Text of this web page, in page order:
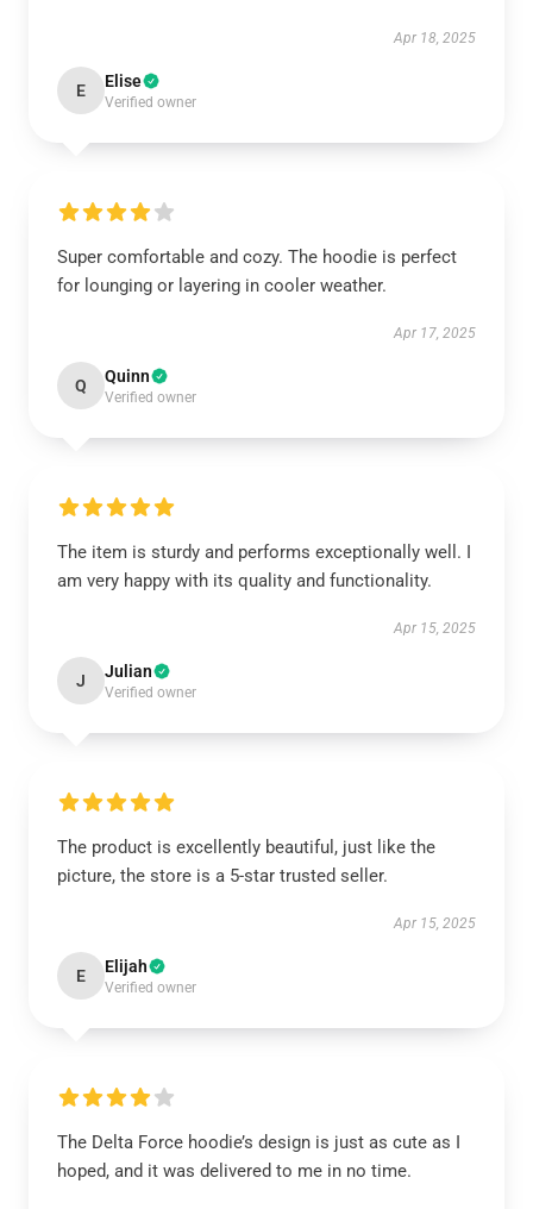
Apr 18, 2025
E Elise
Verified owner
Super comfortable and cozy. The hoodie is perfect
for lounging or layering in cooler weather.
Apr 17, 2025
Q Quinn
Verified owner
The item is sturdy and performs exceptionally well. I
am very happy with its quality and functionality.
Apr 15, 2025
J Julian
Verified owner
The product is excellently beautiful, just like the
picture, the store is a 5-star trusted seller.
Apr 15, 2025
E Elijah
Verified owner
The Delta Force hoodie’s design is just as cute as I
hoped, and it was delivered to me in no time.